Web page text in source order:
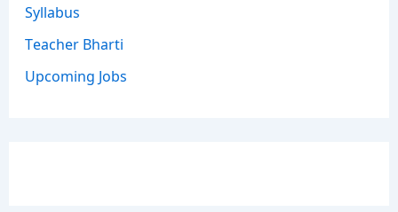
Syllabus
Teacher Bharti
Upcoming Jobs